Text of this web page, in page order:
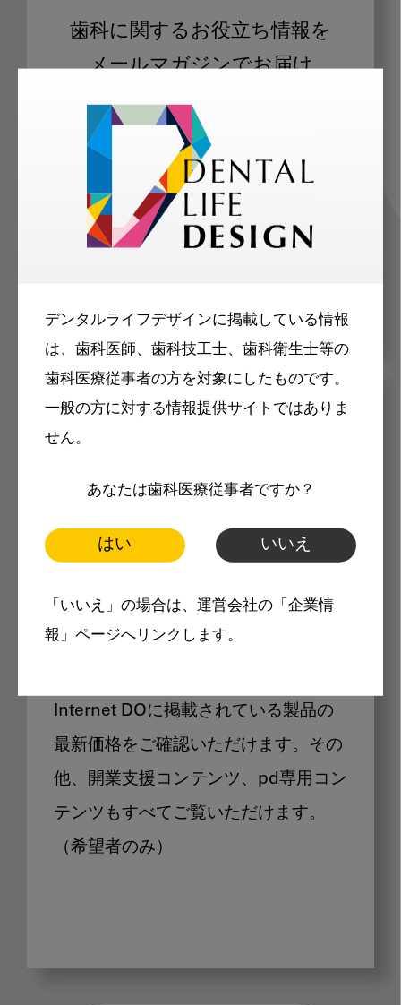
デンタルライフデザインに掲載している情報
は、歯科医師、歯科技工士、歯科衛生士等の
歯科医療従事者の方を対象にしたものです。
一般の方に対する情報提供サイトではありま
せん。
あなたは歯科医療従事者ですか？
はい いいえ
「いいえ」の場合は、運営会社の「企業情
報」ページへリンクします。
歯科に関するお役立ち情報を
メールマガジンでお届け
ご登録いただいた職種（歯科医師、歯
科衛生士、歯科技工士）に合わせた内
容のメールマガジンをお届けします。
メリット
製品価格も閲覧可能
Internet DOに掲載されている製品の
最新価格をご確認いただけます。その
他、開業支援コンテンツ、pd専用コン
テンツもすべてご覧いただけます。
（希望者のみ）